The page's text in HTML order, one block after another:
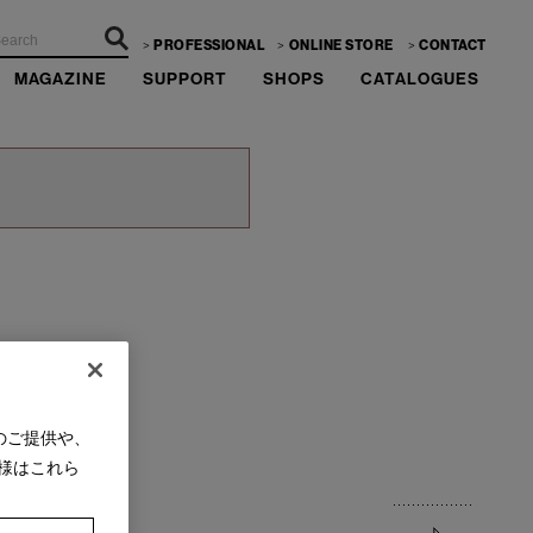
PROFESSIONAL ONLINE STORE CONTACT
MAGAZINE SUPPORT SHOPS CATALOGUES
提供や、
はこれら